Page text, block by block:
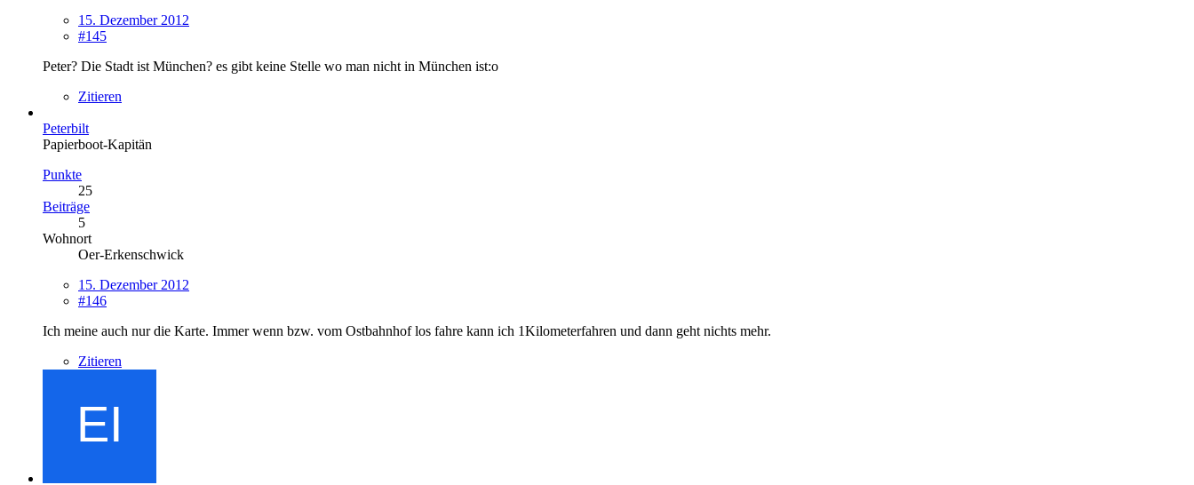
15. Dezember 2012
#145
Peter? Die Stadt ist München? es gibt keine Stelle wo man nicht in München ist:o
Zitieren
Peterbilt
Papierboot-Kapitän
Punkte
25
Beiträge
5
Wohnort
Oer-Erkenschwick
15. Dezember 2012
#146
Ich meine auch nur die Karte. Immer wenn bzw. vom Ostbahnhof los fahre kann ich 1Kilometerfahren und dann geht nichts mehr.
Zitieren